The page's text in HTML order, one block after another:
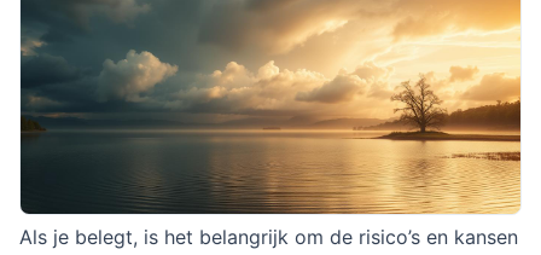
Als je belegt, is het belangrijk om de risico’s en kansen